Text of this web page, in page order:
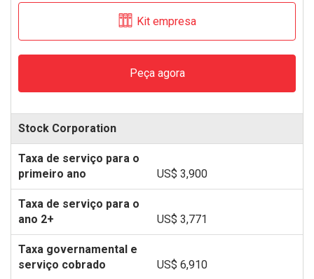
Kit empresa
Peça agora
Stock Corporation
US$ 3,900
US$ 3,771
US$ 6,910